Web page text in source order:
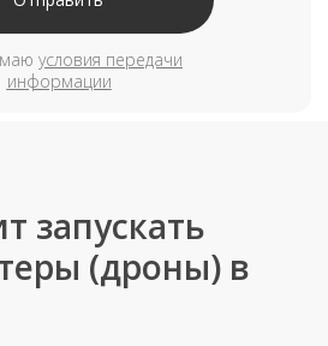
запускать
(дроны) в